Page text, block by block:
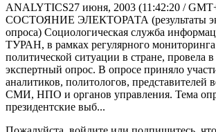
ANALYTICS27 июня, 2003 (11:42:20 /
СОСТОЯНИЕ ЭЛЕКТОРАТА (результаты
опроса) Социологическая служба
ТУРАН, в рамках регулярного
политической ситуации в стране, провела
экспертный опрос. В опросе приняло
аналитиков, политологов, представителей
СМИ, НПО и органов управления. Тема
президентские выб...